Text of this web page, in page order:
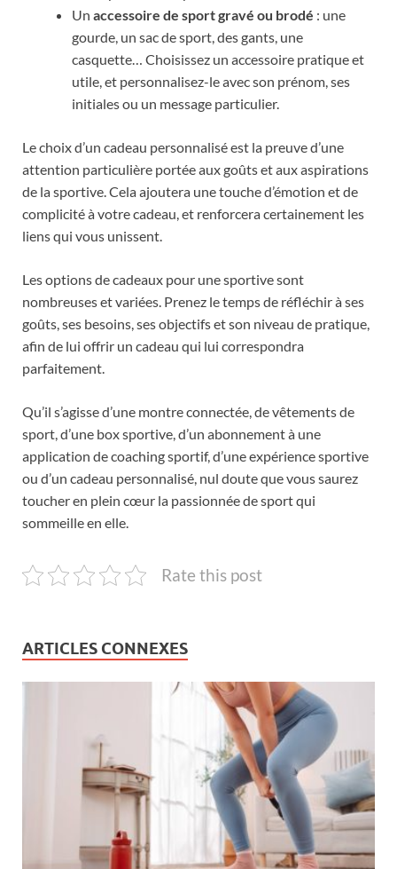
Un accessoire de sport gravé ou brodé : une
gourde, un sac de sport, des gants, une
casquette… Choisissez un accessoire pratique et
utile, et personnalisez-le avec son prénom, ses
initiales ou un message particulier.
Le choix d’un cadeau personnalisé est la preuve d’une
attention particulière portée aux goûts et aux aspirations
de la sportive. Cela ajoutera une touche d’émotion et de
complicité à votre cadeau, et renforcera certainement les
liens qui vous unissent.
Les options de cadeaux pour une sportive sont
nombreuses et variées. Prenez le temps de réfléchir à ses
goûts, ses besoins, ses objectifs et son niveau de pratique,
afin de lui offrir un cadeau qui lui correspondra
parfaitement.
Qu’il s’agisse d’une montre connectée, de vêtements de
sport, d’une box sportive, d’un abonnement à une
application de coaching sportif, d’une expérience sportive
ou d’un cadeau personnalisé, nul doute que vous saurez
toucher en plein cœur la passionnée de sport qui
sommeille en elle.
Rate this post
ARTICLES CONNEXES